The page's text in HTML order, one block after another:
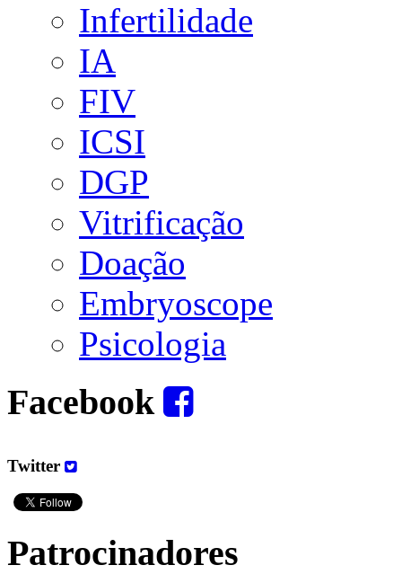
Infertilidade
IA
FIV
ICSI
DGP
Vitrificação
Doação
Embryoscope
Psicologia
Facebook
Twitter
Patrocinadores